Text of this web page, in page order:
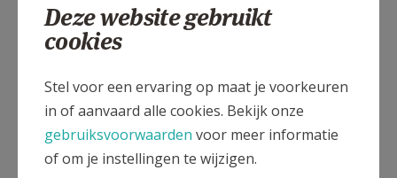
Deze website gebruikt
cookies
Stel voor een ervaring op maat je voorkeuren
in of aanvaard alle cookies. Bekijk onze
gebruiksvoorwaarden voor meer informatie
of om je instellingen te wijzigen.